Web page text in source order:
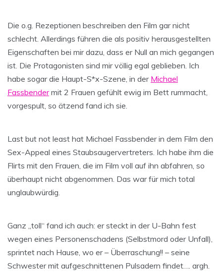
Die o.g. Rezeptionen beschreiben den Film gar nicht
schlecht. Allerdings führen die als positiv herausgestellten
Eigenschaften bei mir dazu, dass er Null an mich gegangen
ist. Die Protagonisten sind mir völlig egal geblieben. Ich
habe sogar die Haupt-S*x-Szene, in der Michael
Fassbendermit 2 Frauen gefühlt ewig im Bett rummacht,
vorgespult, so ätzend fand ich sie.
Last but not least hat Michael Fassbender in dem Film den
Sex-Appeal eines Staubsaugervertreters. Ich habe ihm die
Flirts mit den Frauen, die im Film voll auf ihn abfahren, so
überhaupt nicht abgenommen. Das war für mich total
unglaubwürdig.
Ganz „toll“ fand ich auch: er steckt in der U-Bahn fest
wegen eines Personenschadens (Selbstmord oder Unfall),
sprintet nach Hause, wo er – Überraschung!! – seine
Schwester mit aufgeschnittenen Pulsadern findet…. argh.